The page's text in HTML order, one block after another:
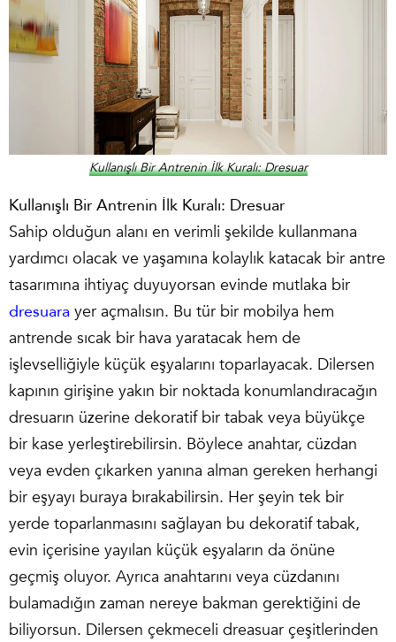
Kullanışlı Bir Antrenin İlk Kuralı: Dresuar
Kullanışlı Bir Antrenin İlk Kuralı: Dresuar
Sahip olduğun alanı en verimli şekilde kullanmana
yardımcı olacak ve yaşamına kolaylık katacak bir antre
tasarımına ihtiyaç duyuyorsan evinde mutlaka bir
dresuara yer açmalısın. Bu tür bir mobilya hem
antrende sıcak bir hava yaratacak hem de
işlevselliğiyle küçük eşyalarını toparlayacak. Dilersen
kapının girişine yakın bir noktada konumlandıracağın
dresuarın üzerine dekoratif bir tabak veya büyükçe
bir kase yerleştirebilirsin. Böylece anahtar, cüzdan
veya evden çıkarken yanına alman gereken herhangi
bir eşyayı buraya bırakabilirsin. Her şeyin tek bir
yerde toparlanmasını sağlayan bu dekoratif tabak,
evin içerisine yayılan küçük eşyaların da önüne
geçmiş oluyor. Ayrıca anahtarını veya cüzdanını
bulamadığın zaman nereye bakman gerektiğini de
biliyorsun. Dilersen çekmeceli dreasuar çeşitlerinden